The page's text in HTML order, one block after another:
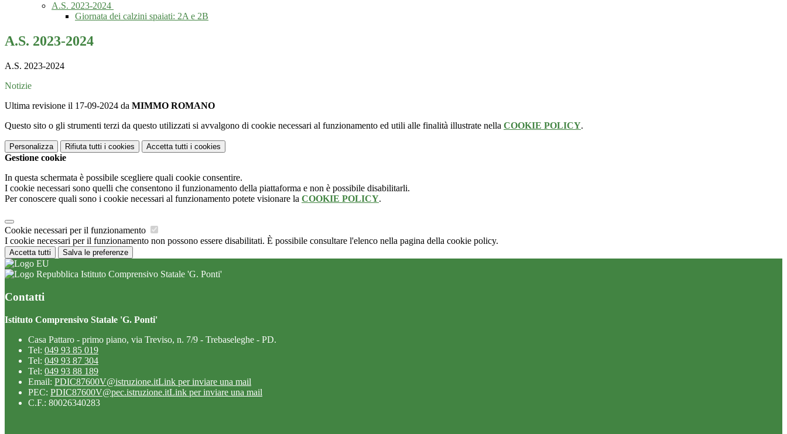
A.S. 2023-2024
Giornata dei calzini spaiati: 2A e 2B
A.S. 2023-2024
A.S. 2023-2024
Notizie
Ultima revisione il 17-09-2024 da MIMMO ROMANO
Questo sito o gli strumenti terzi da questo utilizzati si avvalgono di cookie necessari al funzionamento ed utili alle finalità illustrate nella COOKIE POLICY.
Personalizza Rifiuta tutti i cookies Accetta tutti i cookies
Gestione cookie
In questa schermata è possibile scegliere quali cookie consentire.
I cookie necessari sono quelli che consentono il funzionamento della piattaforma e non è possibile disabilitarli.
Per conoscere quali sono i cookie necessari al funzionamento potete visionare la COOKIE POLICY.
Cookie necessari per il funzionamento
I cookie necessari per il funzionamento non possono essere disabilitati. È possibile consultare l'elenco nella pagina della cookie policy.
Accetta tutti Salva le preferenze
Istituto Comprensivo Statale 'G. Ponti'
Contatti
Istituto Comprensivo Statale 'G. Ponti'
Casa Pattaro - primo piano, via Treviso, n. 7/9 - Trebaseleghe - PD.
Tel: 049 93 85 019
Tel: 049 93 87 304
Tel: 049 93 88 189
Email: PDIC87600V@istruzione.itLink per inviare una mail
PEC: PDIC87600V@pec.istruzione.itLink per inviare una mail
C.F.: 80026340283